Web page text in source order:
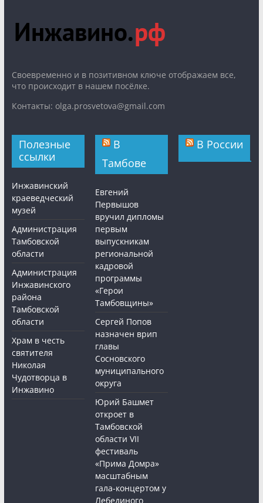
Cвоевременно и в позитивном ключе отображаем все,
что происходит в нашем посёлке.
Контакты: olga.prosvetova@gmail.com
Полезные
ссылки
Инжавинский
краеведческий
музей
Администрация
Тамбовской
области
Администрация
Инжавинского
района
Тамбовской
области
Храм в честь
святителя
Николая
Чудотворца в
Инжавино
В
Тамбове
Евгений
Первышов
вручил дипломы
первым
выпускникам
региональной
кадровой
программы
«Герои
Тамбовщины»
Сергей Попов
назначен врип
главы
Сосновского
муниципального
округа
Юрий Башмет
откроет в
Тамбовской
области VII
фестиваль
«Прима Домра»
масштабным
гала-концертом у
Лебединого
В России